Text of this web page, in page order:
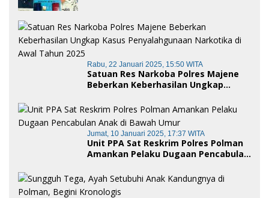
Rabu, 22 Januari 2025, 15:50 WITA
Satuan Res Narkoba Polres Majene
Beberkan Keberhasilan Ungkap
Awal Tahun 2025
Jumat, 10 Januari 2025, 17:37 WITA
Unit PPA Sat Reskrim Polres Polman
Amankan Pelaku Dugaan Pencabulan